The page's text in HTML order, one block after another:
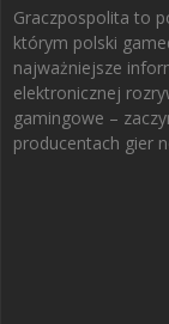
Graczpospolita to
którym polski
najważniejsze
elektronicznej
gamingowe –
producentach gier